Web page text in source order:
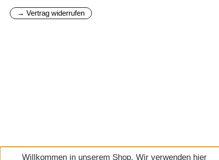
→ Vertrag widerrufen
Willkommen in unserem Shop. Wir verwenden hier